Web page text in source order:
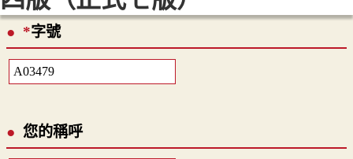
*字號
您的稱呼